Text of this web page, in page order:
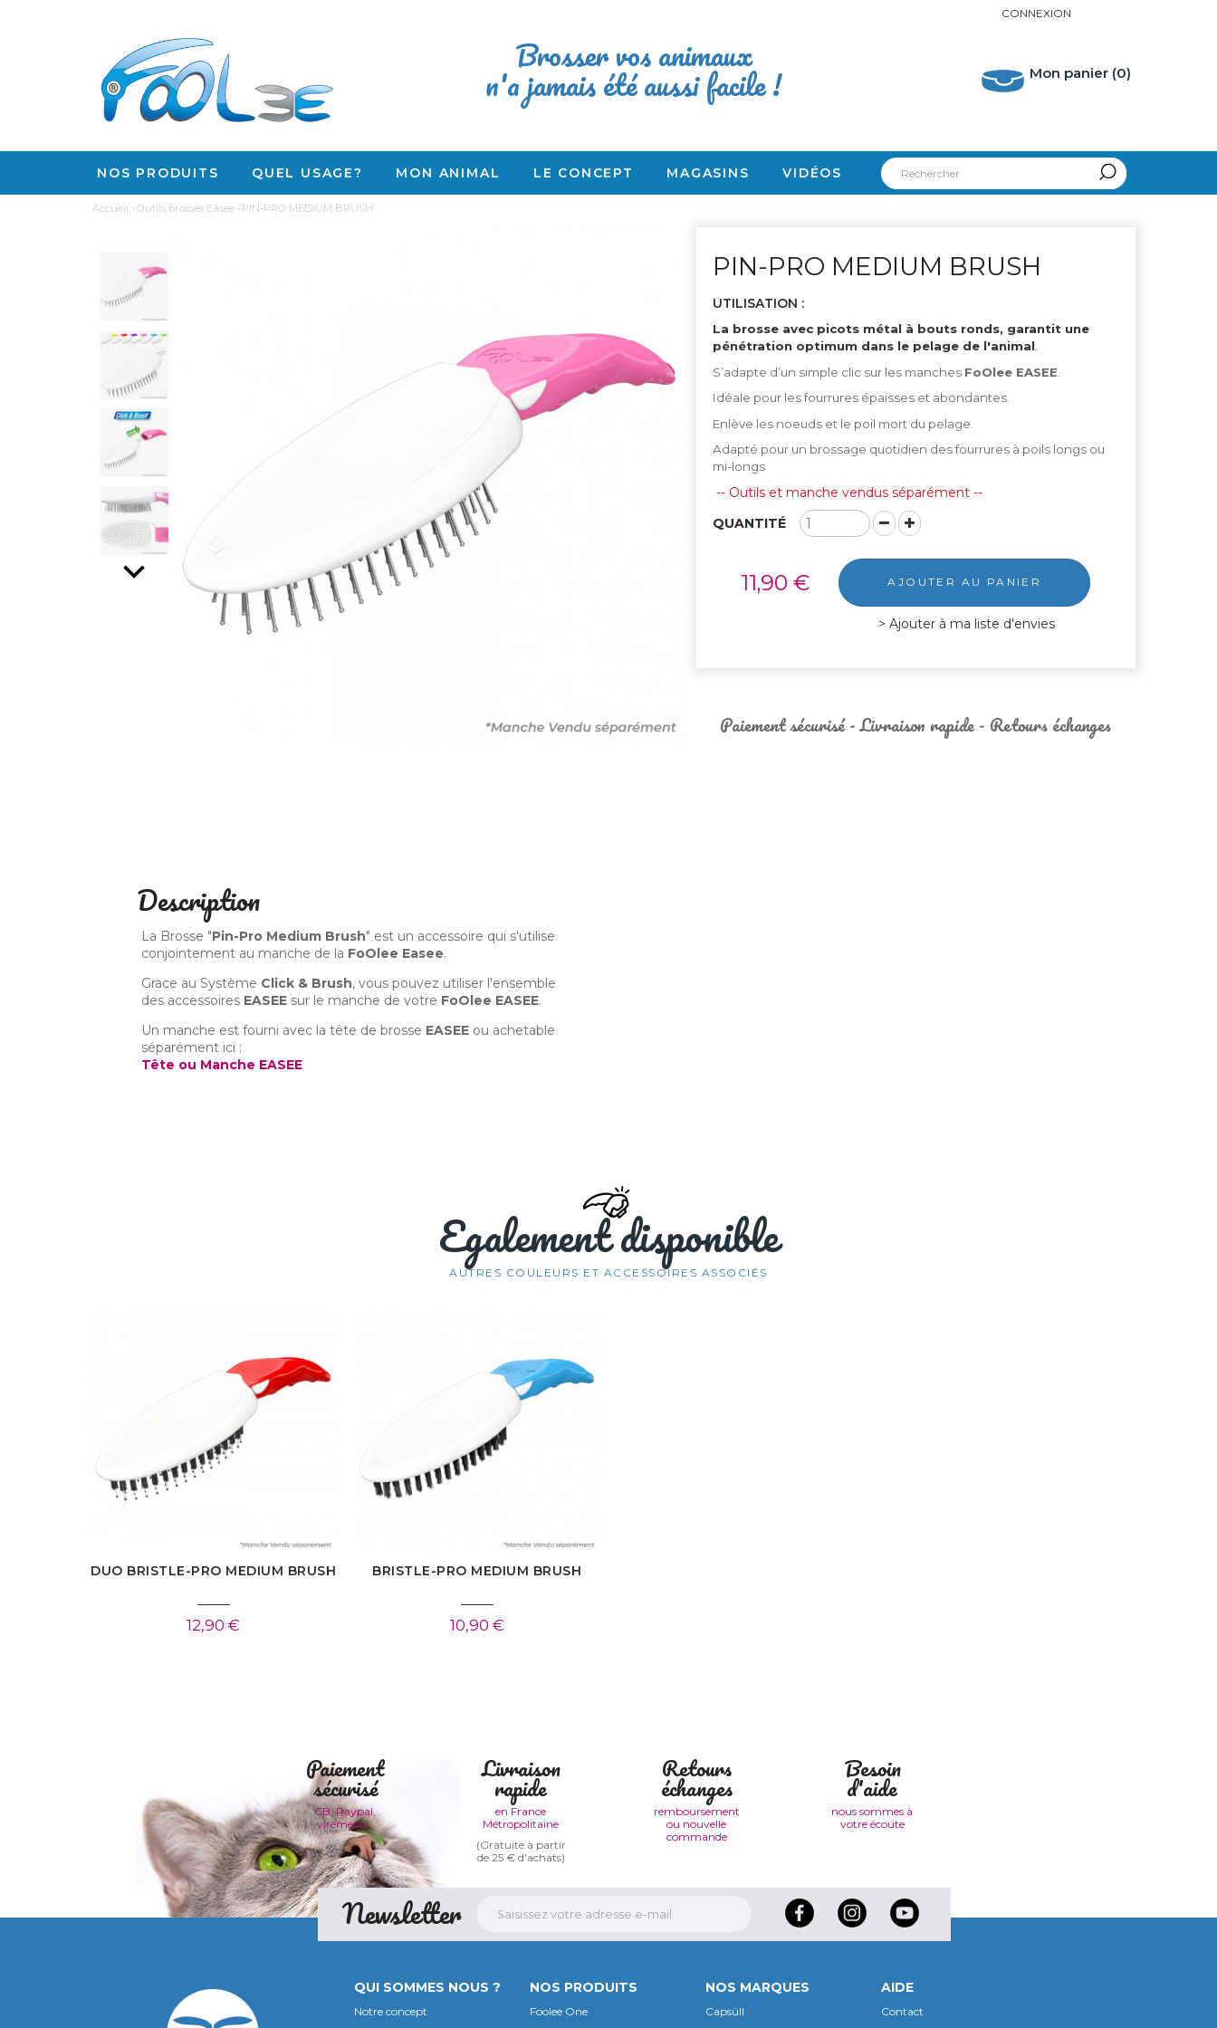
CONNEXION
Brosser vos animaux
n'a jamais été aussi facile ! Mon panier (0)
NOS PRODUITS QUEL USAGE? MON ANIMAL LE CONCEPT MAGASINS VIDÉOS
Accueil Outils brosses Easee PIN-PRO MEDIUM BRUSH
PIN-PRO MEDIUM BRUSH
UTILISATION :
La brosse avec picots métal à bouts ronds, garantit une
pénétration optimum dans le pelage de l'animal
S’adapte d’un simple clic sur les manches FoOlee EASEE
Idéale pour les fourrures épaisses et abondantes.
Enlève les noeuds et le poil mort du pelage.
Adapté pour un brossage quotidien des fourrures à poils longs ou
mi-longs
-- Outils et manche vendus séparément --
QUANTITÉ
11,90 € AJOUTER AU PANIER
Ajouter à ma liste d'envies
Paiement sécurisé - Livraison rapide - Retours échanges
Description
La Brosse "Pin-Pro Medium Brush" est un accessoire qui s'utilise
conjointement au manche de la FoOlee Easee.
Grace au Système Click & Brush, vous pouvez utiliser l'ensemble
des accessoires EASEE sur le manche de votre FoOlee EASEE.
Un manche est fourni avec la tête de brosse EASEE ou achetable
séparément ici :
Tête ou Manche EASEE
Egalement disponible
AUTRES COULEURS ET ACCESSOIRES ASSOCIÉS
DUO BRISTLE-PRO MEDIUM BRUSH
12,90 €
BRISTLE-PRO MEDIUM BRUSH
10,90 €
Paiement
sécurisé
CB, Paypal,
virement...
Livraison
rapide
en France
Métropolitaine
(Gratuite à partir
de 25 € d'achats)
Retours
échanges
remboursement
ou nouvelle
commande
Besoin
d'aide
nous sommes à
votre écoute
Newsletter
QUI SOMMES NOUS ?
Notre concept
NOS PRODUITS
Foolee One
NOS MARQUES
Capsüll
AIDE
Contact